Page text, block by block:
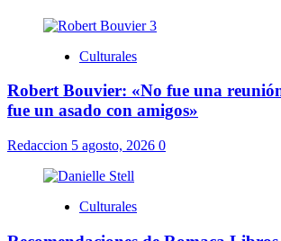
Culturales
Robert Bouvier: «No fue una
fue un asado con amigos»
Redaccion 5 agosto, 2026 0
Culturales